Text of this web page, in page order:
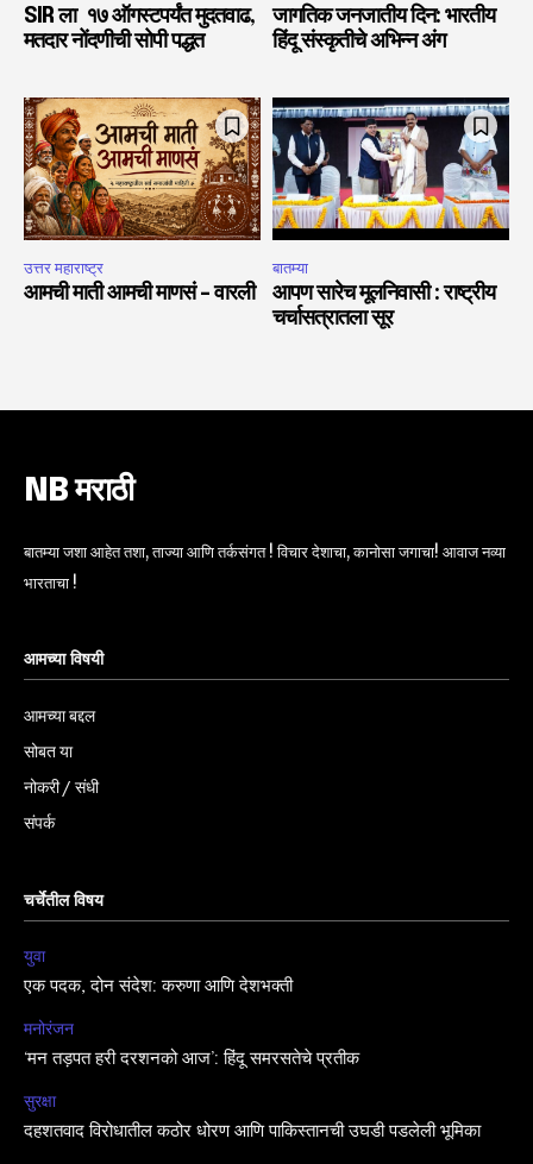
SIR ला १७ ऑगस्टपर्यंत मुदतवाढ,
मतदार नोंदणीची सोपी पद्धत
जागतिक जनजातीय दिन: भारतीय
हिंदू संस्कृतीचे अभिन्न अंग
उत्तर महाराष्ट्र
आमची माती आमची माणसं – वारली
बातम्या
आपण सारेच मूलनिवासी : राष्ट्रीय
चर्चासत्रातला सूर
NB मराठी
बातम्या जशा आहेत तशा, ताज्या आणि तर्कसंगत ! विचार देशाचा, कानोसा जगाचा! आवाज नव्या
भारताचा !
आमच्या विषयी
आमच्या बद्दल
सोबत या
नोकरी / संधी
संपर्क
चर्चेतील विषय
युवा
एक पदक, दोन संदेश: करुणा आणि देशभक्ती
मनोरंजन
‘मन तड़पत हरी दरशनको आज’: हिंदू समरसतेचे प्रतीक
सुरक्षा
दहशतवाद विरोधातील कठोर धोरण आणि पाकिस्तानची उघडी पडलेली भूमिका